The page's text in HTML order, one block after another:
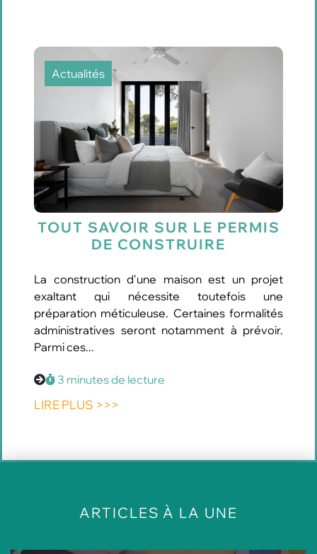
Actualités
TOUT SAVOIR SUR LE PERMIS
DE CONSTRUIRE
La construction d'une maison est un projet
exaltant qui nécessite toutefois une
préparation méticuleuse. Certaines formalités
administratives seront notamment à prévoir.
Parmi ces...
3 minutes de lecture
LIRE PLUS >>>
ARTICLES À LA UNE